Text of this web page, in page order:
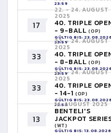
23:59
17
22. - 24. AUGUST
2025
40. TRIPLE
- 9-BALL(OP)
GÜLTIG BIS: 23.08.2026
23:59
33
22. - 24. AUGUST
2025
40. TRIPLE
- 8-BALL(OP)
GÜLTIG BIS: 23.08.2026
23:59
33
22. - 24. AUGUST
2025
40. TRIPLE
- 14-1 (OP)
GÜLTIG BIS: 23.08.2026
23:59
13
14. AUGUST 2025
BENTELI'S
JACKPOT
(WT)
GÜLTIG BIS: 13.08.2026